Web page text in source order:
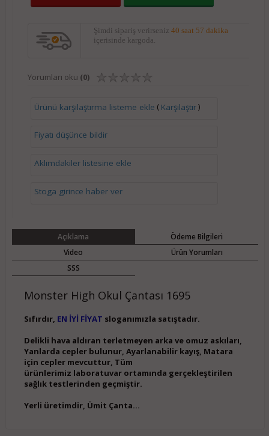
Şimdi sipariş verirseniz 40 saat 57 dakika
içerisinde kargoda.
Yorumları oku (0)
Ürünü karşılaştırma listeme ekle ( Karşılaştır)
Fiyatı düşünce bildir
Aklımdakiler listesine ekle
Stoga girince haber ver
Açıklama
Ödeme Bilgileri
Video
Ürün Yorumları
SSS
Monster High Okul Çantası 1695
Sıfırdır, EN İYİ FİYAT sloganımızla satıştadır.
Delikli hava aldıran terletmeyen arka ve omuz askıları,
Yanlarda cepler bulunur, Ayarlanabilir kayış, Matara
için cepler mevcuttur, Tüm
ürünlerimiz laboratuvar ortamında gerçekleştirilen
sağlık testlerinden geçmiştir.
Yerli üretimdir, Ümit Çanta...